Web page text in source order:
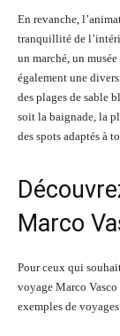
En revanche,
tranquillité de
un marché, un
également une
des plages de sable
soit la baignade, la
des spots adaptés à
Marco
Pour ceux qui
voyage Marco Vasco
exemples de